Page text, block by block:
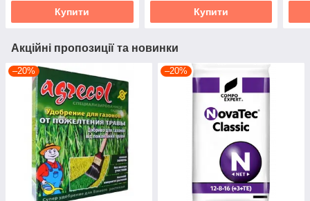
Купити Купити
Акційні пропозиції та новинки
–20% –20%